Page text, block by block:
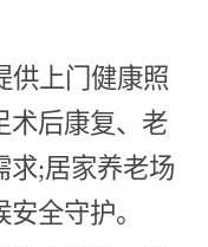
供上门健康照
术后康复、老
求;居家养老场
全守护。